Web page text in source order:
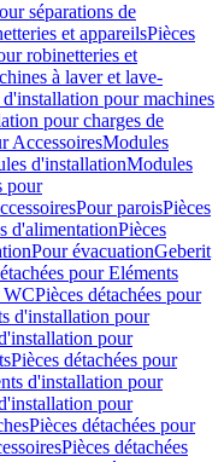
séparations de
et appareilsPièces
robinetteries et
à laver et lave-
pour machines
pour charges de
AccessoiresModules
d'installationModules
pour
Pour paroisPièces
d'alimentationPièces
Pour évacuationGeberit
pour Eléments
WCPièces détachées pour
d'installation pour
pour
Pièces détachées pour
d'installation pour
pour
Pièces détachées pour
Pièces détachées